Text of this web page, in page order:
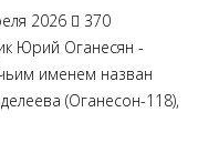
2026
370
Юрий Оганесян -
именем назван
(Оганесон-118),